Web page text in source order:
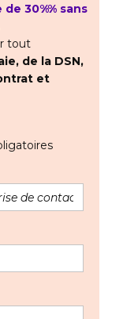
30%% sans
tout
de la DSN,
et